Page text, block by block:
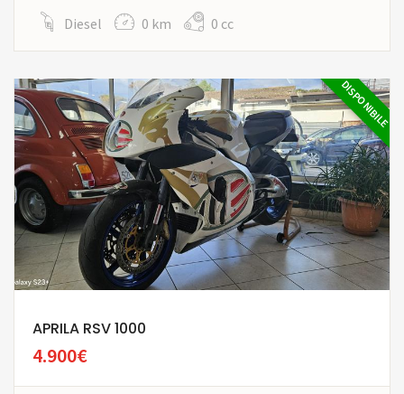
Diesel 0 km 0 cc
DISPONIBILE
APRILA RSV 1000
4.900€